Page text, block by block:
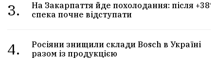
3.
На Закарпаття йде похолодання: після +38°
спека почне відступати
4.
Росіяни знищили склади Bosch в Україні
разом із продукцією